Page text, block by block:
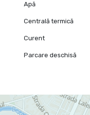
Apă
Centrală termică
Curent
Parcare deschisă